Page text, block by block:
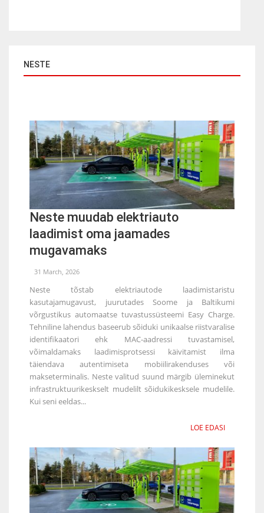
NESTE
Neste muudab elektriauto
laadimist oma jaamades
mugavamaks
31 March, 2026
Neste tõstab elektriautode laadimistaristu
kasutajamugavust, juurutades Soome ja Baltikumi
võrgustikus automaatse tuvastussüsteemi Easy Charge.
Tehniline lahendus baseerub sõiduki unikaalse riistvaralise
identifikaatori ehk MAC-aadressi tuvastamisel,
võimaldamaks laadimisprotsessi käivitamist ilma
täiendava autentimiseta mobiilirakenduses või
makseterminalis. Neste valitud suund märgib üleminekut
infrastruktuurikeskselt mudelilt sõidukikesksele mudelile.
Kui seni eeldas...
LOE EDASI